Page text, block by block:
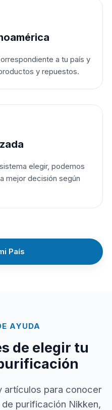
a tu país y
y repuestos.
elegir, podemos
mejor decisión según
País
AYUDA
de elegir tu
artículos para conocer
purificación Nikken,